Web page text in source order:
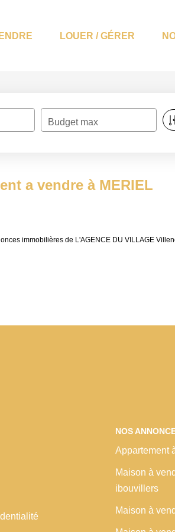
LOUER / GÉRER
Budget max
a vendre à MERIEL
immobilières de L'AGENCE DU VILLAGE
NOS
Appartement
Maison à
ibouvillers
Maison à